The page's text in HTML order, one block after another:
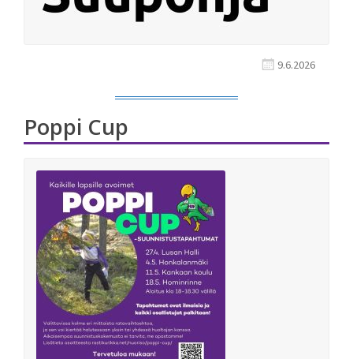
9.6.2026
Poppi Cup